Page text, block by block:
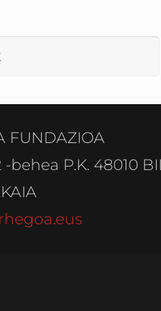
FUNDAZIOA
behea P.K. 48010